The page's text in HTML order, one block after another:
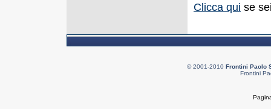
Clicca qui se
© 2001-2010 Frontini Paolo
Frontini